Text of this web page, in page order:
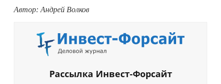
Автор: Андрей Волков
Рассылка Инвест-Форсайт